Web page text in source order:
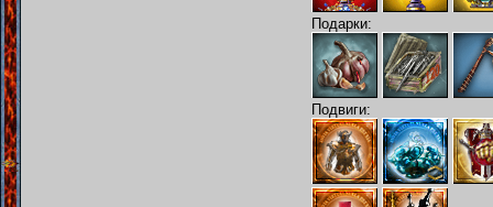
Подарки:
Подвиги: